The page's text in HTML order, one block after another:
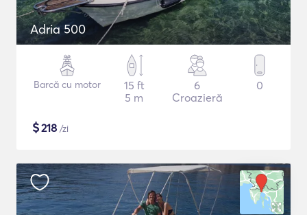
Adria 500
Barcă cu motor
15 ft
5 m
6
Croazieră
0
$218 /zi